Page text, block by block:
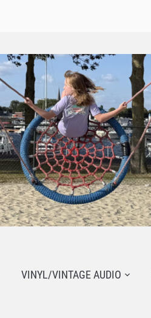
VINYL/VINTAGE AUDIO